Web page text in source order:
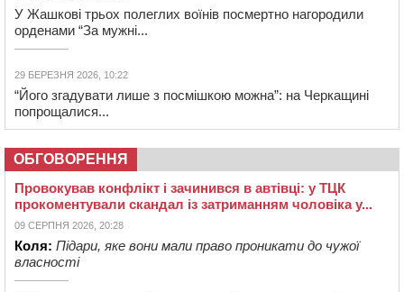
У Жашкові трьох полеглих воїнів посмертно нагородили
орденами “За мужні...
29 БЕРЕЗНЯ 2026, 10:22
“Його згадувати лише з посмішкою можна”: на Черкащині
попрощалися...
ОБГОВОРЕННЯ
Провокував конфлікт і зачинився в автівці: у ТЦК
прокоментували скандал із затриманням чоловіка у...
09 СЕРПНЯ 2026, 20:28
Коля: Підари, яке вони мали право проникати до чужої
власності